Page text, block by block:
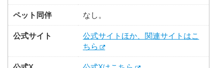
ペット同伴
なし。
公式サイト
公式サイトほか、関連サイトはこ
ちら